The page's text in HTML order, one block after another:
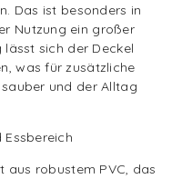
Das ist besonders in
Nutzung ein großer
sich der Deckel
was für zusätzliche
und der Alltag
aus robustem PVC, das